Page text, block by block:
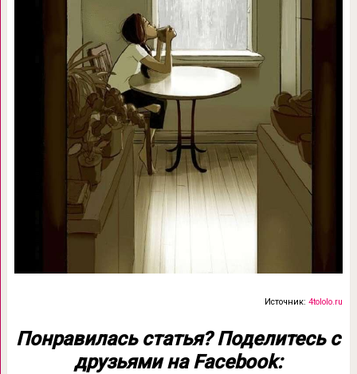
Источник:4tololo.ru
Понравилась статья? Поделитесь с
друзьями на Facebook: